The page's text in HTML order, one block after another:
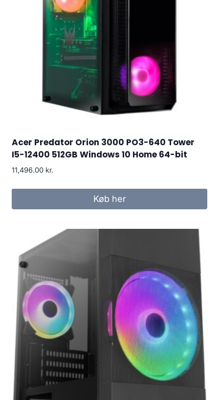
Acer Predator Orion 3000 PO3-640 Tower
I5-12400 512GB Windows 10 Home 64-bit
11,496.00 kr.
Køb her